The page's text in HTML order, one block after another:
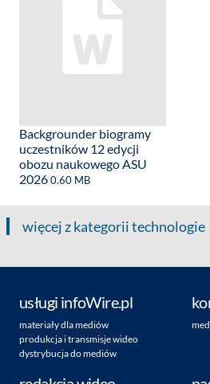
Backgrounder biogramy
uczestników 12 edycji
obozu naukowego ASU
20260.60 MB
więcej z kategorii technologie
usługi infoWire.pl
materiały dla mediów
produkcja i transmisje wideo
dystrybucja do mediów